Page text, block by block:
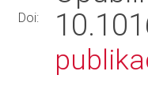
Doi: